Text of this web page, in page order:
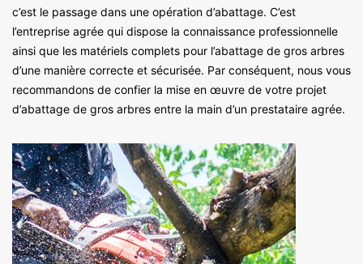
c’est le passage dans une opération d’abattage. C’est
l’entreprise agrée qui dispose la connaissance professionnelle
ainsi que les matériels complets pour l’abattage de gros arbres
d’une manière correcte et sécurisée. Par conséquent, nous vous
recommandons de confier la mise en œuvre de votre projet
d’abattage de gros arbres entre la main d’un prestataire agrée.